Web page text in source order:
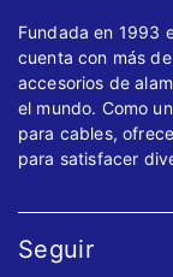
Fundada en 1993
cuenta con más
accesorios de
el mundo. Como
para cables,
para satisfacer
Seguir